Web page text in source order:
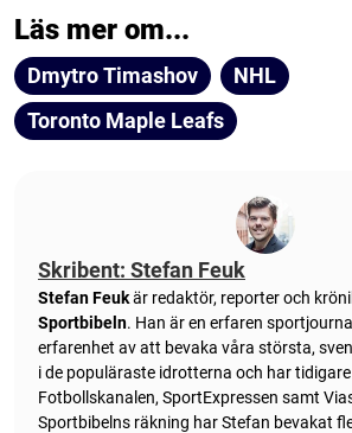
Läs mer om...
Dmytro Timashov
NHL
Toronto Maple Leafs
Skribent: Stefan Feuk
Stefan Feukär redaktör, reporter och
Sportbibeln. Han är en erfaren
erfarenhet av att bevaka våra största,
i de populäraste idrotterna och har
Fotbollskanalen, SportExpressen samt
Sportbibelns räkning har Stefan bevakat